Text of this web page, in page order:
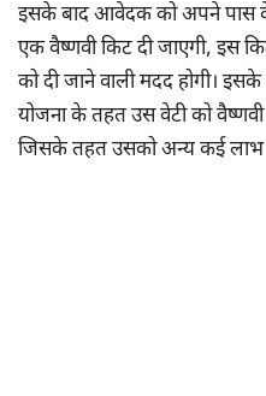
इसके बाद आवेदक को अपने पास के
एक वैष्णवी किट दी जाएगी, इस
को दी जाने वाली मदद होगी।
योजना के तहत उस वेटी को वैष्णवी
जिसके तहत उसको अन्य कई लाभ